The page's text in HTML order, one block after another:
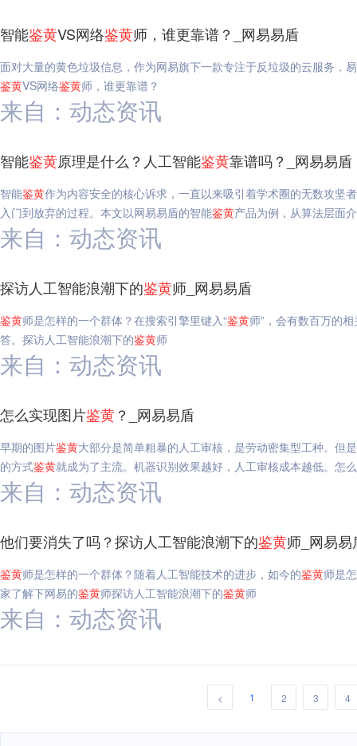
智能鉴黄VS网络鉴黄师，谁更靠谱？_网易易盾
面对大量的黄色垃圾信息，作为网易旗下一款专注于反垃圾的云服务，
鉴黄VS网络鉴黄师，谁更靠谱？
来自：动态资讯
智能鉴黄原理是什么？人工智能鉴黄靠谱吗？_网易易盾
智能鉴黄作为内容安全的核心诉求，一直以来吸引着学术圈的无数攻坚
入门到放弃的过程。本文以网易易盾的智能鉴黄产品为例，从算法层面
来自：动态资讯
探访人工智能浪潮下的鉴黄师_网易易盾
鉴黄师是怎样的一个群体？在搜索引擎里键入“鉴黄师”，会有数百万的
答。探访人工智能浪潮下的鉴黄师
来自：动态资讯
怎么实现图片鉴黄？_网易易盾
早期的图片鉴黄大部分是简单粗暴的人工审核，是劳动密集型工种。但
的方式鉴黄就成为了主流。机器识别效果越好，人工审核成本越低。怎
来自：动态资讯
他们要消失了吗？探访人工智能浪潮下的鉴黄师_网易易
鉴黄师是怎样的一个群体？随着人工智能技术的进步，如今的鉴黄师是
家了解下网易的鉴黄师探访人工智能浪潮下的鉴黄师
来自：动态资讯
< 1 2 3 4